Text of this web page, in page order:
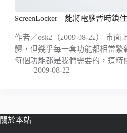
ScreenLocker – 能將電腦暫時鎖
作者／osk2（2009-08-22） 市面
體，但幾乎每一套功能都相當繁
每個功能都是我們需要的，這
2009-08-22
關於本站